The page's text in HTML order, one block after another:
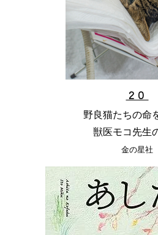
２０
野良猫たちの命
獣医モコ先生
金の星社